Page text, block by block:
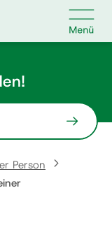

Person